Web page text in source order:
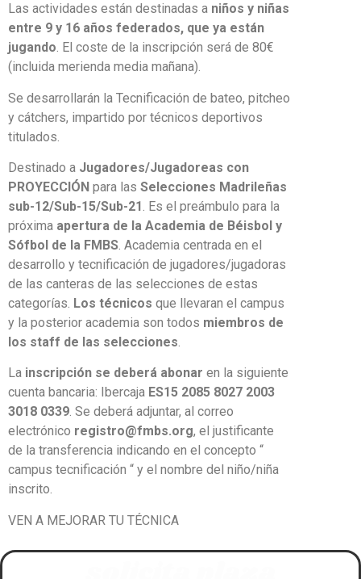
Las actividades están destinadas a niños y niñas
entre 9 y 16 años federados, que ya están
jugando. El coste de la inscripción será de 80€
(incluida merienda media mañana).
Se desarrollarán la Tecnificación de bateo, pitcheo
y cátchers, impartido por técnicos deportivos
titulados.
Destinado a Jugadores/Jugadoreas con
PROYECCIÓN para las Selecciones Madrileñas
sub-12/Sub-15/Sub-21. Es el preámbulo para la
próxima apertura de la Academia de Béisbol y
Sófbol de la FMBS. Academia centrada en el
desarrollo y tecnificación de jugadores/jugadoras
de las canteras de las selecciones de estas
categorías. Los técnicos que llevaran el campus
y la posterior academia son todos miembros de
los staff de las selecciones.
La inscripción se deberá abonar en la siguiente
cuenta bancaria: Ibercaja ES15 2085 8027 2003
3018 0339. Se deberá adjuntar, al correo
electrónico registro@fmbs.org, el justificante
de la transferencia indicando en el concepto “
campus tecnificación “ y el nombre del niño/niña
inscrito.
VEN A MEJORAR TU TÉCNICA